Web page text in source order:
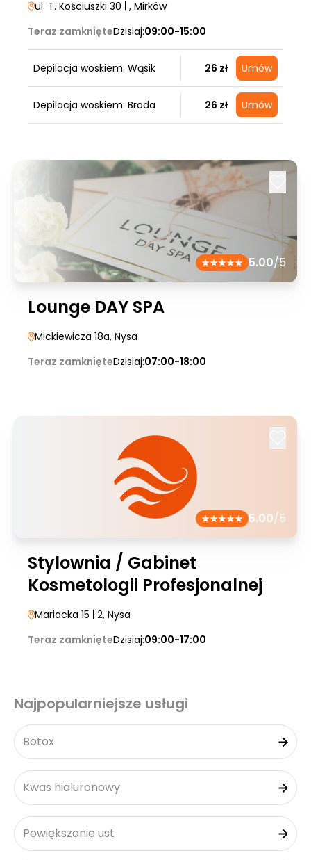
ul. T. Kościuszki 30 , Mirków
Teraz zamknięteDzisiaj:09:00-15:00
Depilacja woskiem: Wąsik 26 zł Umów
Depilacja woskiem: Broda 26 zł Umów
5.00/5
Lounge DAY SPA
Mickiewicza 18a, Nysa
Teraz zamknięteDzisiaj:07:00-18:00
5.00/5
Stylownia / Gabinet
Kosmetologii Profesjonalnej
Mariacka 15 | 2, Nysa
Teraz zamknięteDzisiaj:09:00-17:00
Najpopularniejsze usługi
Botox
Kwas hialuronowy
Powiększanie ust